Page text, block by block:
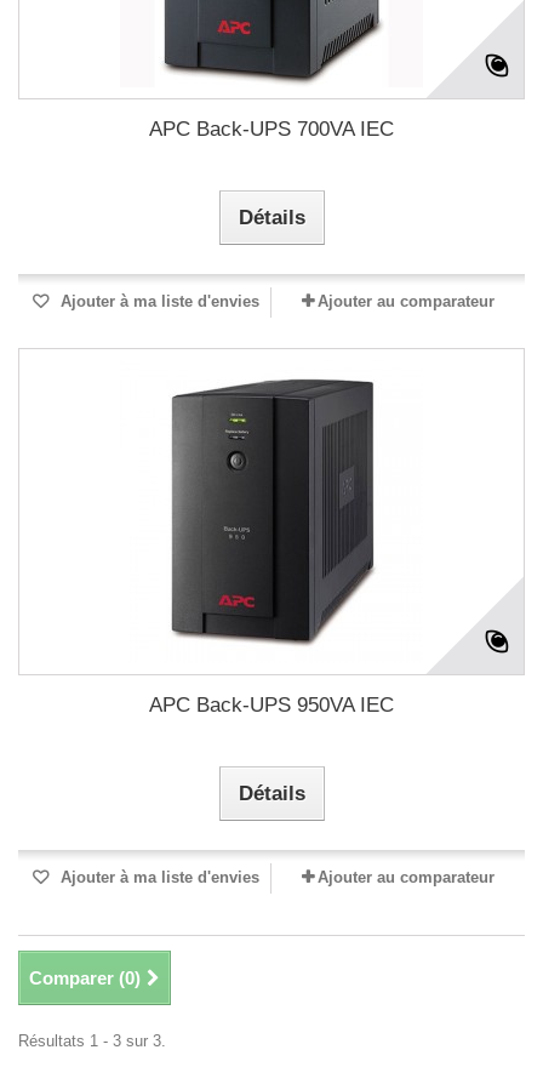
APC Back-UPS 700VA IEC
Détails
Ajouter à ma liste d'envies Ajouter au comparateur
APC Back-UPS 950VA IEC
Détails
Ajouter à ma liste d'envies Ajouter au comparateur
Comparer (0)
Résultats 1 - 3 sur 3.